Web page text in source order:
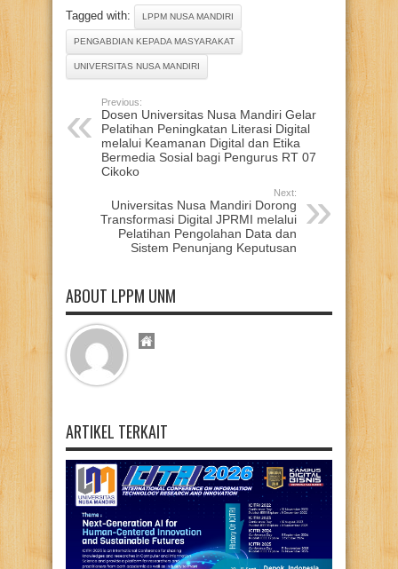
Tagged with: LPPM NUSA MANDIRI
PENGABDIAN KEPADA MASYARAKAT
UNIVERSITAS NUSA MANDIRI
Previous:
Dosen Universitas Nusa Mandiri Gelar
Pelatihan Peningkatan Literasi Digital
melalui Keamanan Digital dan Etika
Bermedia Sosial bagi Pengurus RT 07
Cikoko
Next:
Universitas Nusa Mandiri Dorong
Transformasi Digital JPRMI melalui
Pelatihan Pengolahan Data dan
Sistem Penunjang Keputusan
ABOUT LPPM UNM
ARTIKEL TERKAIT